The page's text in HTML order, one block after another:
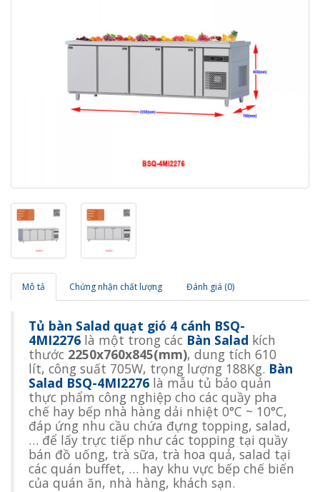
Mô tả Chứng nhận chất lượng Đánh giá (0)
Tủ bàn Salad quạt gió 4 cánh BSQ-
4MI2276 là một trong các Bàn Salad kích
thước 2250x760x845(mm), dung tích 610
lít, công suất 705W, trọng lượng 188Kg. Bàn
Salad BSQ-4MI2276 là mẫu tủ bảo quản
thực phẩm công nghiệp cho các quầy pha
chế hay bếp nhà hàng dải nhiệt 0°C ~ 10°C,
đáp ứng nhu cầu chứa đựng topping, salad,
… để lấy trực tiếp như các topping tại quầy
bán đồ uống, trà sữa, trà hoa quả, salad tại
các quán buffet, … hay khu vực bếp chế biến
của quán ăn, nhà hàng, khách sạn.